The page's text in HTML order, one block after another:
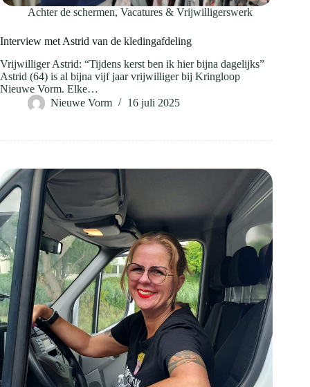
Achter de schermen, Vacatures & Vrijwilligerswerk
Interview met Astrid van de kledingafdeling
Vrijwilliger Astrid: “Tijdens kerst ben ik hier bijna dagelijks”
Astrid (64) is al bijna vijf jaar vrijwilliger bij Kringloop
Nieuwe Vorm. Elke…
Nieuwe Vorm
16 juli 2025